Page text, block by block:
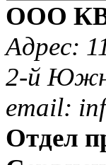
ООО
Адрес:
2-й
email:
Отдел